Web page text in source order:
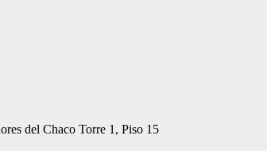
del Chaco Torre 1, Piso 15